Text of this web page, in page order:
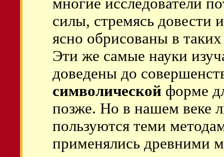
многие исследователи
силы, стремясь довести
ясно обрисованы в
Эти же самые науки
доведены до
символической форме
позже. Но в нашем веке
пользуются теми
применялись древними